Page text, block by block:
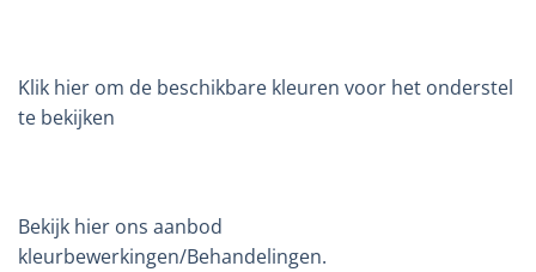
Klik hier om de beschikbare kleuren voor het onderstel
te bekijken
Bekijk hier ons aanbod
kleurbewerkingen/Behandelingen.